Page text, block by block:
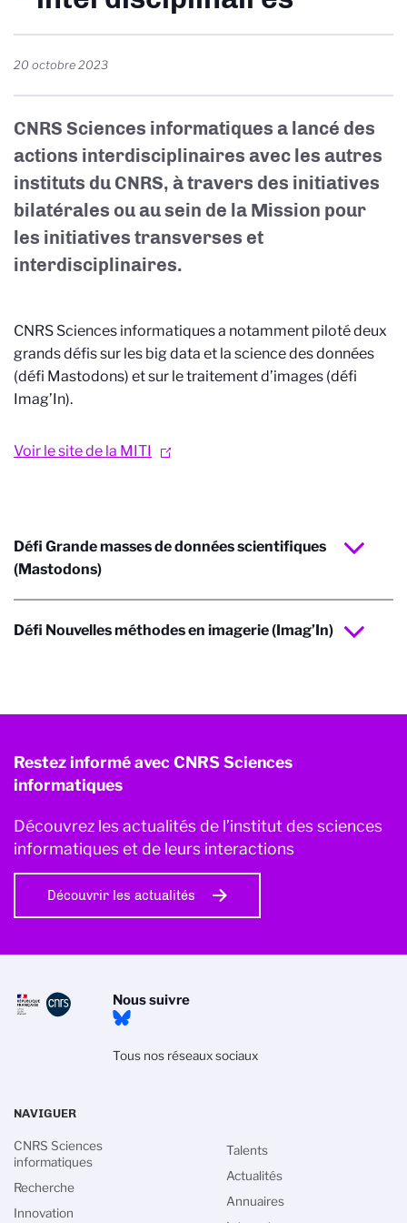
20 octobre 2023
CNRS Sciences informatiques a lancé des
actions interdisciplinaires avec les autres
instituts du CNRS, à travers des initiatives
bilatérales ou au sein de la Mission pour
les initiatives transverses et
interdisciplinaires.
CNRS Sciences informatiquesa notamment piloté deux
grands défis sur les big data et la science des données
(défi Mastodons) et sur le traitement d’images (défi
Imag’In).
Voir le site de la MITI
Défi Grande masses de données scientifiques
(Mastodons)
Défi Nouvelles méthodes en imagerie (Imag’In)
Restez informé avec CNRS Sciences
informatiques
Découvrez les actualités de l’institut des sciences
informatiques et de leurs interactions
Découvrir les actualités
Nous suivre
Tous nos réseaux sociaux
NAVIGUER
CNRS Sciences
informatiques
Recherche
Innovation
Talents
Actualités
Annuaires